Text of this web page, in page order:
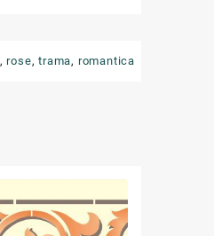
,rose,trama, romantica